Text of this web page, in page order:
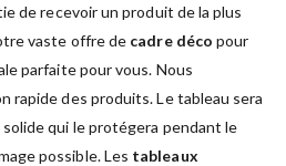
de recevoir un produit de la plus
vaste offre de cadre déco pour
parfaite pour vous. Nous
rapide des produits. Le tableau sera
qui le protégera pendant le
possible. Les tableaux